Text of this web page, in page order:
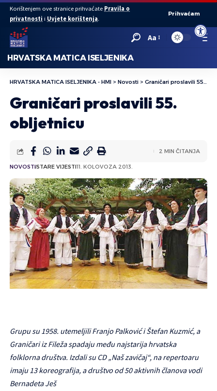
Open
Korištenjem ove stranice prihvaćate Pravila o
privatnosti i Uvjete korištenja.
Prihvaćam
Aa
HRVATSKA MATICA ISELJENIKA
HRVATSKA MATICA ISELJENIKA - HMI > Novosti > Graničari proslavili 55. obljetnicu
Graničari proslavili 55.
obljetnicu
NOVOSTISTARE VIJESTI11. KOLOVOZA 2013.
2 MIN ČITANJA
Grupu su 1958. utemeljili Franjo Palković i Štefan Kuzmić, a
Graničari iz Fileža spadaju među najstarija hrvatska
folklorna društva. Izdali su CD „Naš zavičaj“, na repertoaru
imaju 13 koreografija, a društvo od 50 aktivnih članova vodi
Bernadeta Ješ